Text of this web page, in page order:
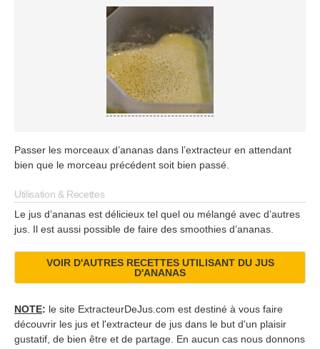
Passer les morceaux d’ananas dans l’extracteur en attendant
bien que le morceau précédent soit bien passé.
Utilisation & Recettes
Le jus d’ananas est délicieux tel quel ou mélangé avec d’autres
jus. Il est aussi possible de faire des smoothies d’ananas.
VOIR D'AUTRES RECETTES UTILISANT DU JUS
D'ANANAS
NOTE: le site ExtracteurDeJus.com est destiné à vous faire
découvrir les jus et l'extracteur de jus dans le but d'un plaisir
gustatif, de bien être et de partage. En aucun cas nous donnons